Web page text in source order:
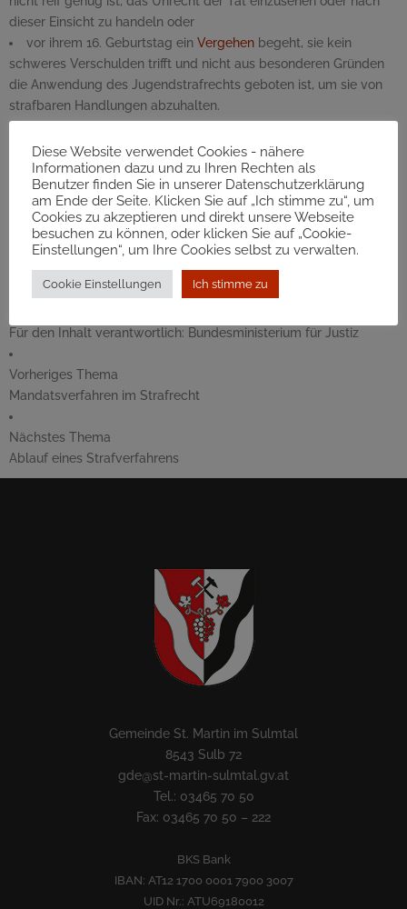
dieser Einsicht zu handeln oder
vor ihrem 16. Geburtstag ein Vergehen begeht, sie kein
schweres Verschulden trifft und nicht aus besonderen Gründen
die Anwendung des Jugendstrafrechts geboten ist, um sie von
strafbaren Handlungen abzuhalten.
Rechtsgrundlagen
Strafprozessordnung (StPO)
Strafgesetzbuch(StGB)
Jugendgerichtsgesetz(JGG)
Bei allen personenbezogenen Bezeichnungen gilt die gewählte
Form für alle Geschlechsidentitäten und entspricht damit in
diesem Text exakt der gesetzlichen Terminologie der
Strafprozessordnung (§ 515
Abs. 2StPO).
Für den Inhalt verantwortlich: Bundesministerium für Justiz
Vorheriges Thema
Mandatsverfahren im Strafrecht
Nächstes Thema
Ablauf eines Strafverfahrens
Gemeinde St. Martin im Sulmtal
8543 Sulb 72
gde@st-martin-sulmtal.gv.at
Tel.: 03465 70 50
Fax: 03465 70 50 – 222
BKS Bank
IBAN: AT12 1700 0001 7900 3007
UID Nr.: ATU69180012
Diese Website verwendet Cookies - nähere
Informationen dazu und zu Ihren Rechten als
Benutzer finden Sie in unserer Datenschutzerklärung
am Ende der Seite. Klicken Sie auf „Ich stimme zu“, um
Cookies zu akzeptieren und direkt unsere Webseite
besuchen zu können, oder klicken Sie auf „Cookie-
Einstellungen“, um Ihre Cookies selbst zu verwalten.
Cookie Einstellungen Ich stimme zu